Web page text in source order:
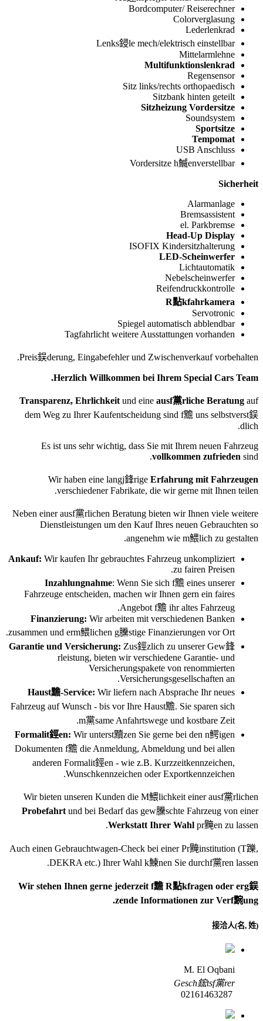
Bordcomputer/ Reiserechner
Colorverglasung
Lederlenkrad
Lenks鋟le mech/elektrisch einstellbar
Mittelarmlehne
Multifunktionslenkrad
Regensensor
Sitz links/rechts orthopaedisch
Sitzbank hinten geteilt
Sitzheizung Vordersitze
Soundsystem
Sportsitze
Tempomat
USB Anschluss
Vordersitze h鰄enverstellbar
Sicherheit
Alarmanlage
Bremsassistent
el. Parkbremse
Head-Up Display
ISOFIX Kindersitzhalterung
LED-Scheinwerfer
Lichtautomatik
Nebelscheinwerfer
Reifendruckkontrolle
R點kfahrkamera
Servotronic
Spiegel automatisch abblendbar
Tagfahrlicht weitere Ausstattungen vorhanden
Preis鋘derung, Eingabefehler und Zwischenverkauf vorbehalten.
Herzlich Willkommen bei Ihrem Special Cars Team.
Transparenz, Ehrlichkeit und eine ausf黨rliche Beratung auf
dem Weg zu Ihrer Kaufentscheidung sind f黵 uns selbstverst鋘
dlich.
Es ist uns sehr wichtig, dass Sie mit Ihrem neuen Fahrzeug
vollkommen zufrieden sind.
Wir haben eine langj鋒rige Erfahrung mit Fahrzeugen
verschiedener Fabrikate, die wir gerne mit Ihnen teilen.
Neben einer ausf黨rlichen Beratung bieten wir Ihnen viele weitere
Dienstleistungen um den Kauf Ihres neuen Gebrauchten so
angenehm wie m鰃lich zu gestalten.
Ankauf: Wir kaufen Ihr gebrauchtes Fahrzeug unkompliziert
zu fairen Preisen.
Inzahlungnahme: Wenn Sie sich f黵 eines unserer
Fahrzeuge entscheiden, machen wir Ihnen gern ein faires
Angebot f黵 ihr altes Fahrzeug.
Finanzierung: Wir arbeiten mit verschiedenen Banken
zusammen und erm鰃lichen g黱stige Finanzierungen vor Ort.
Garantie und Versicherung: Zus鋞zlich zu unserer Gew鋒
rleistung, bieten wir verschiedene Garantie- und
Versicherungspakete von renommierten
Versicherungsgesellschaften an.
Haust黵-Service: Wir liefern nach Absprache Ihr neues
Fahrzeug auf Wunsch - bis vor Ihre Haust黵. Sie sparen sich
m黨same Anfahrtswege und kostbare Zeit.
Formalit鋞en: Wir unterst黷zen Sie gerne bei den n鰐igen
Dokumenten f黵 die Anmeldung, Abmeldung und bei allen
anderen Formalit鋞en - wie z.B. Kurzzeitkennzeichen,
Wunschkennzeichen oder Exportkennzeichen.
Wir bieten unseren Kunden die M鰃lichkeit einer ausf黨rlichen
Probefahrt und bei Bedarf das gew黱schte Fahrzeug von einer
Werkstatt Ihrer Wahl pr黤en zu lassen.
Auch einen Gebrauchtwagen-Check bei einer Pr黤institution (T躒,
DEKRA etc.) Ihrer Wahl k鰊nen Sie durchf黨ren lassen.
Wir stehen Ihnen gerne jederzeit f黵 R點kfragen oder erg鋘
zende Informationen zur Verf黦ung.
接洽人(名, 姓)
M. El Oqbani
Gesch鋐tsf黨rer